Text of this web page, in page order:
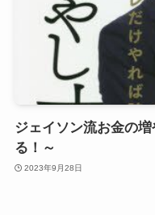
ジェイソン流お金の
る！～
2023年9月28日